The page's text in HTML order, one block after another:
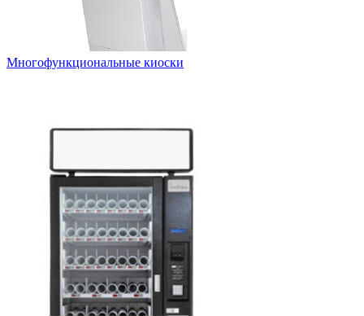
Многофункциональные киоски